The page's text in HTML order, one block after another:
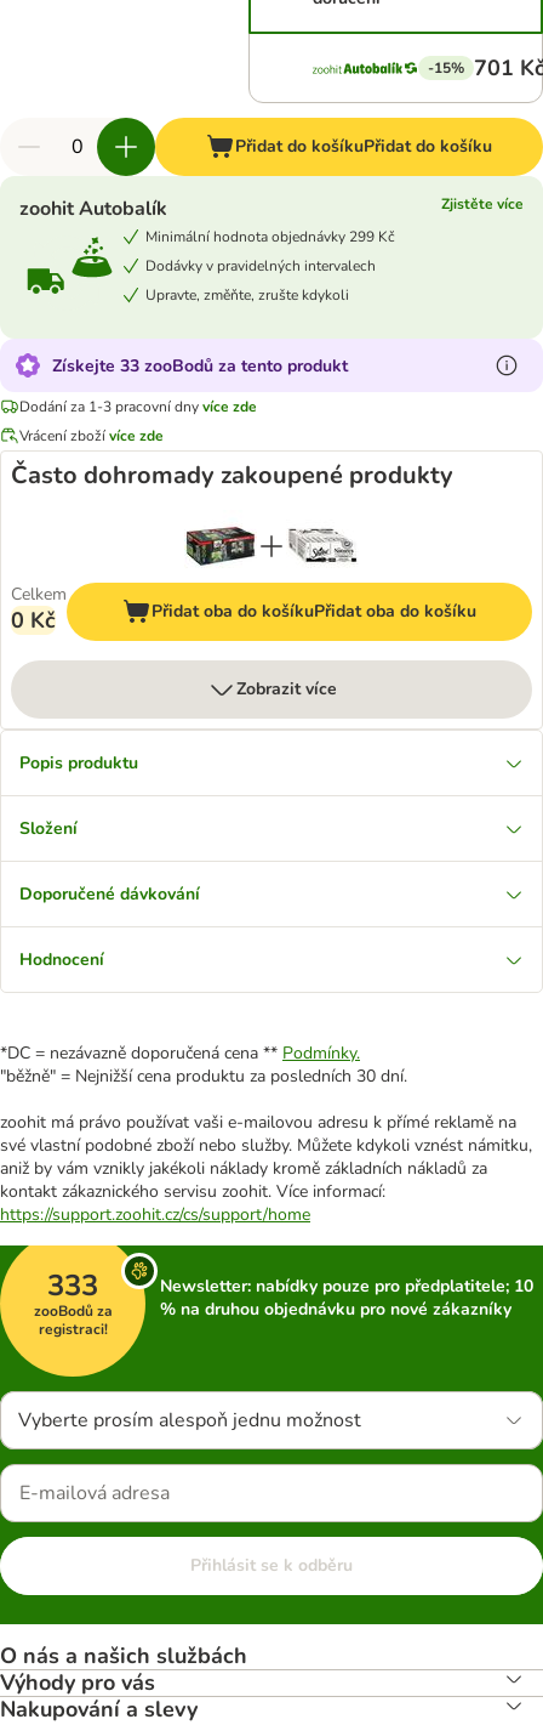
-15% 701
Přidat do košíkuPřidat do košíku
zoohit Autobalík
Zjistěte více
Minimální hodnota objednávky 299 Kč
Dodávky v pravidelných intervalech
Upravte, změňte, zrušte kdykoli
Získejte 33 zooBodů za tento produkt
Dodání za 1-3 pracovní dnyvíce zde
Vrácení zbožívíce zde
Často dohromady zakoupené produkty
Celkem
0 Kč Přidat oba do košíkuPřidat oba do košíku
Zobrazit více
Popis produktu
Složení
Doporučené dávkování
Hodnocení
*DC = nezávazně doporučená cena ** Podmínky.
"běžně" = Nejnižší cena produktu za posledních 30 dní.
zoohit má právo používat vaši e-mailovou adresu k přímé reklamě na
své vlastní podobné zboží nebo služby. Můžete kdykoli vznést námitku,
aniž by vám vznikly jakékoli náklady kromě základních nákladů za
kontakt zákaznického servisu zoohit. Více informací:
https://support.zoohit.cz/cs/support/home
333
zooBodů za
registraci!
Newsletter: nabídky pouze pro předplatitele; 10
% na druhou objednávku pro nové zákazníky
Vyberte prosím alespoň jednu možnost
Přihlásit se k odběru
O nás a našich službách
Výhody pro vás
Nakupování a slevy